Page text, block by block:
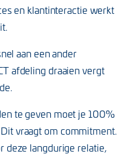
en klantinteractie werkt
aan een ander
afdeling draaien vergt
te geven moet je 100%
Dit vraagt om commitment.
deze langdurige relatie,